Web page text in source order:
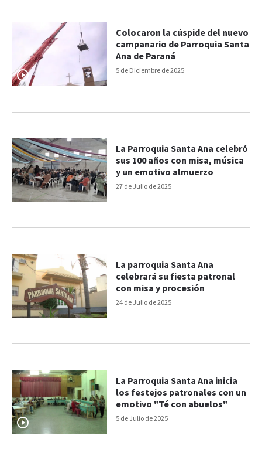
5 de Diciembre de 2025
Colocaron la cúspide del nuevo
campanario de Parroquia Santa
Ana de Paraná
27 de Julio de 2025
La Parroquia Santa Ana celebró
sus 100 años con misa, música
y un emotivo almuerzo
24 de Julio de 2025
La parroquia Santa Ana
celebrará su fiesta patronal
con misa y procesión
5 de Julio de 2025
La Parroquia Santa Ana inicia
los festejos patronales con un
emotivo "Té con abuelos"